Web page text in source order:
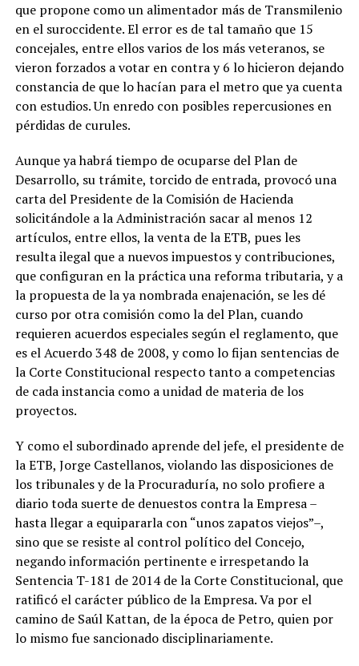
que propone como un alimentador más de Transmilenio
en el suroccidente. El error es de tal tamaño que 15
concejales, entre ellos varios de los más veteranos, se
vieron forzados a votar en contra y 6 lo hicieron dejando
constancia de que lo hacían para el metro que ya cuenta
con estudios. Un enredo con posibles repercusiones en
pérdidas de curules.
Aunque ya habrá tiempo de ocuparse del Plan de
Desarrollo, su trámite, torcido de entrada, provocó una
carta del Presidente de la Comisión de Hacienda
solicitándole a la Administración sacar al menos 12
artículos, entre ellos, la venta de la ETB, pues les
resulta ilegal que a nuevos impuestos y contribuciones,
que configuran en la práctica una reforma tributaria, y a
la propuesta de la ya nombrada enajenación, se les dé
curso por otra comisión como la del Plan, cuando
requieren acuerdos especiales según el reglamento, que
es el Acuerdo 348 de 2008, y como lo fijan sentencias de
la Corte Constitucional respecto tanto a competencias
de cada instancia como a unidad de materia de los
proyectos.
Y como el subordinado aprende del jefe, el presidente de
la ETB, Jorge Castellanos, violando las disposiciones de
los tribunales y de la Procuraduría, no solo profiere a
diario toda suerte de denuestos contra la Empresa –
hasta llegar a equipararla con “unos zapatos viejos”–,
sino que se resiste al control político del Concejo,
negando información pertinente e irrespetando la
Sentencia T-181 de 2014 de la Corte Constitucional, que
ratificó el carácter público de la Empresa. Va por el
camino de Saúl Kattan, de la época de Petro, quien por
lo mismo fue sancionado disciplinariamente.